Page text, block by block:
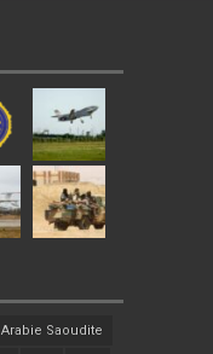
Arabie Saoudite